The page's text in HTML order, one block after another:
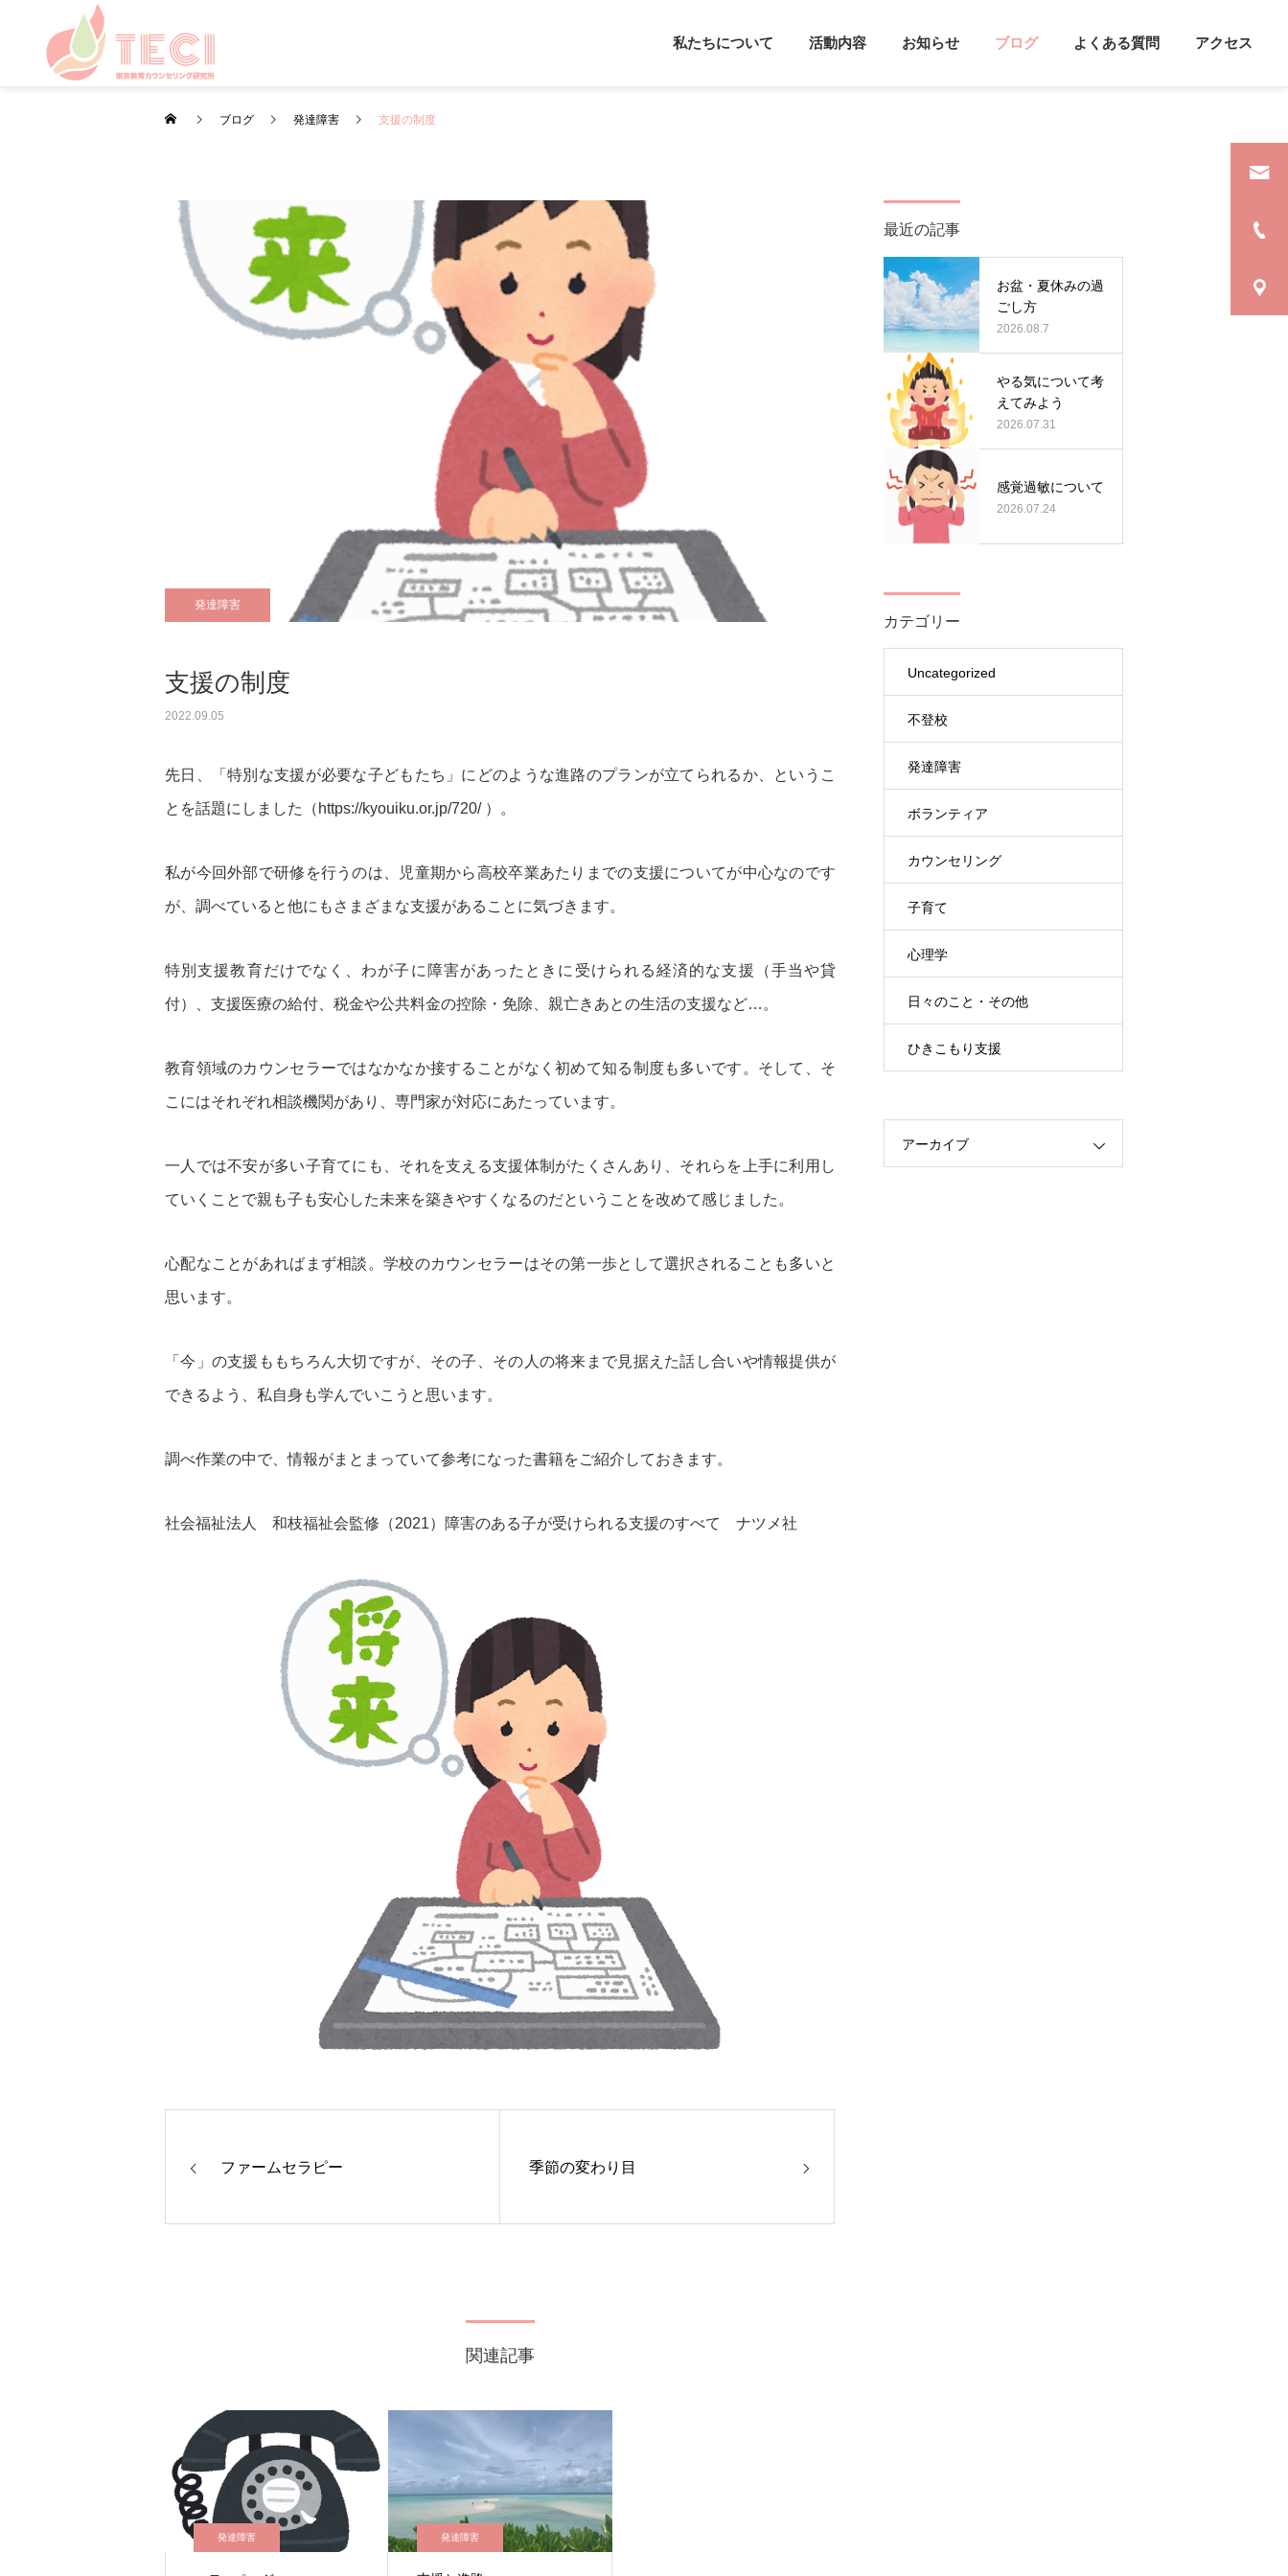
私たちについて 活動内容 お知らせ ブログ よくある質問 アクセス
カウンセリング メンタルフレンド
日々のこと・その他
お盆・夏休みの過ごし方
心理学
やる気について考えてみよ
う
セルフケアをしよう 雨がふると記憶力UP！？
ブログ 発達障害 支援の制度
発達障害
支援の制度
2022.09.05
先日、「特別な支援が必要な子どもたち」にどのような進路のプランが立てられるか、というこ
とを話題にしました（https://kyouiku.or.jp/720/ ）。
私が今回外部で研修を行うのは、児童期から高校卒業あたりまでの支援についてが中心なのです
が、調べていると他にもさまざまな支援があることに気づきます。
特別支援教育だけでなく、わが子に障害があったときに受けられる経済的な支援（手当や貸
付）、支援医療の給付、税金や公共料金の控除・免除、親亡きあとの生活の支援など…。
教育領域のカウンセラーではなかなか接することがなく初めて知る制度も多いです。そして、そ
こにはそれぞれ相談機関があり、専門家が対応にあたっています。
一人では不安が多い子育てにも、それを支える支援体制がたくさんあり、それらを上手に利用し
ていくことで親も子も安心した未来を築きやすくなるのだということを改めて感じました。
心配なことがあればまず相談。学校のカウンセラーはその第一歩として選択されることも多いと
思います。
「今」の支援ももちろん大切ですが、その子、その人の将来まで見据えた話し合いや情報提供が
できるよう、私自身も学んでいこうと思います。
調べ作業の中で、情報がまとまっていて参考になった書籍をご紹介しておきます。
社会福祉法人 和枝福祉会監修（2021）障害のある子が受けられる支援のすべて ナツメ社
ファームセラピー 季節の変わり目
関連記事
発達障害 発達障害
最近の記事
お盆・夏休みの過
ごし方
2026.08.7
やる気について考
えてみよう
2026.07.31
感覚過敏について
2026.07.24
カテゴリー
Uncategorized
不登校
発達障害
ボランティア
カウンセリング
子育て
心理学
日々のこと・その他
ひきこもり支援
アーカイブ